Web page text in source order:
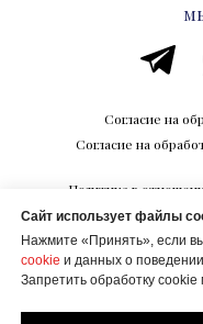
© ООО
Каталог
Политика в
Согласие на
Согласие на
Сайт использует файлы
Нажмите «Принять», если
cookie и данных о
Запретить обработку